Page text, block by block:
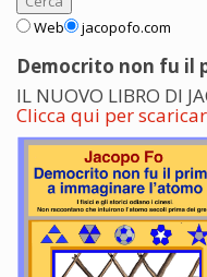
Web jacopofo.com
Democrito non fu il
IL NUOVO LIBRO DI
Clicca qui per